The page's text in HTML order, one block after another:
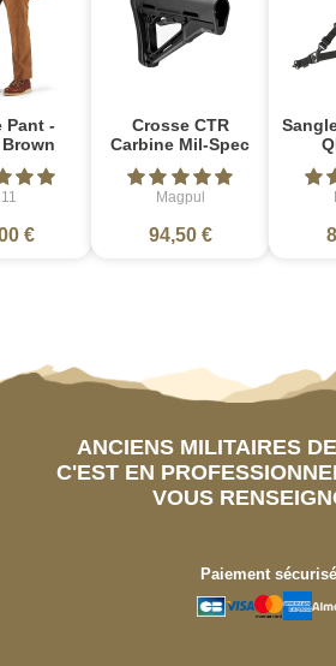
Pant -
€
Crosse CTR
Carbine Mil-Spec
Magpul
94,50 €
ANCIENS MILITAIRES
C'EST EN
VOUS
Paiement sécurisé